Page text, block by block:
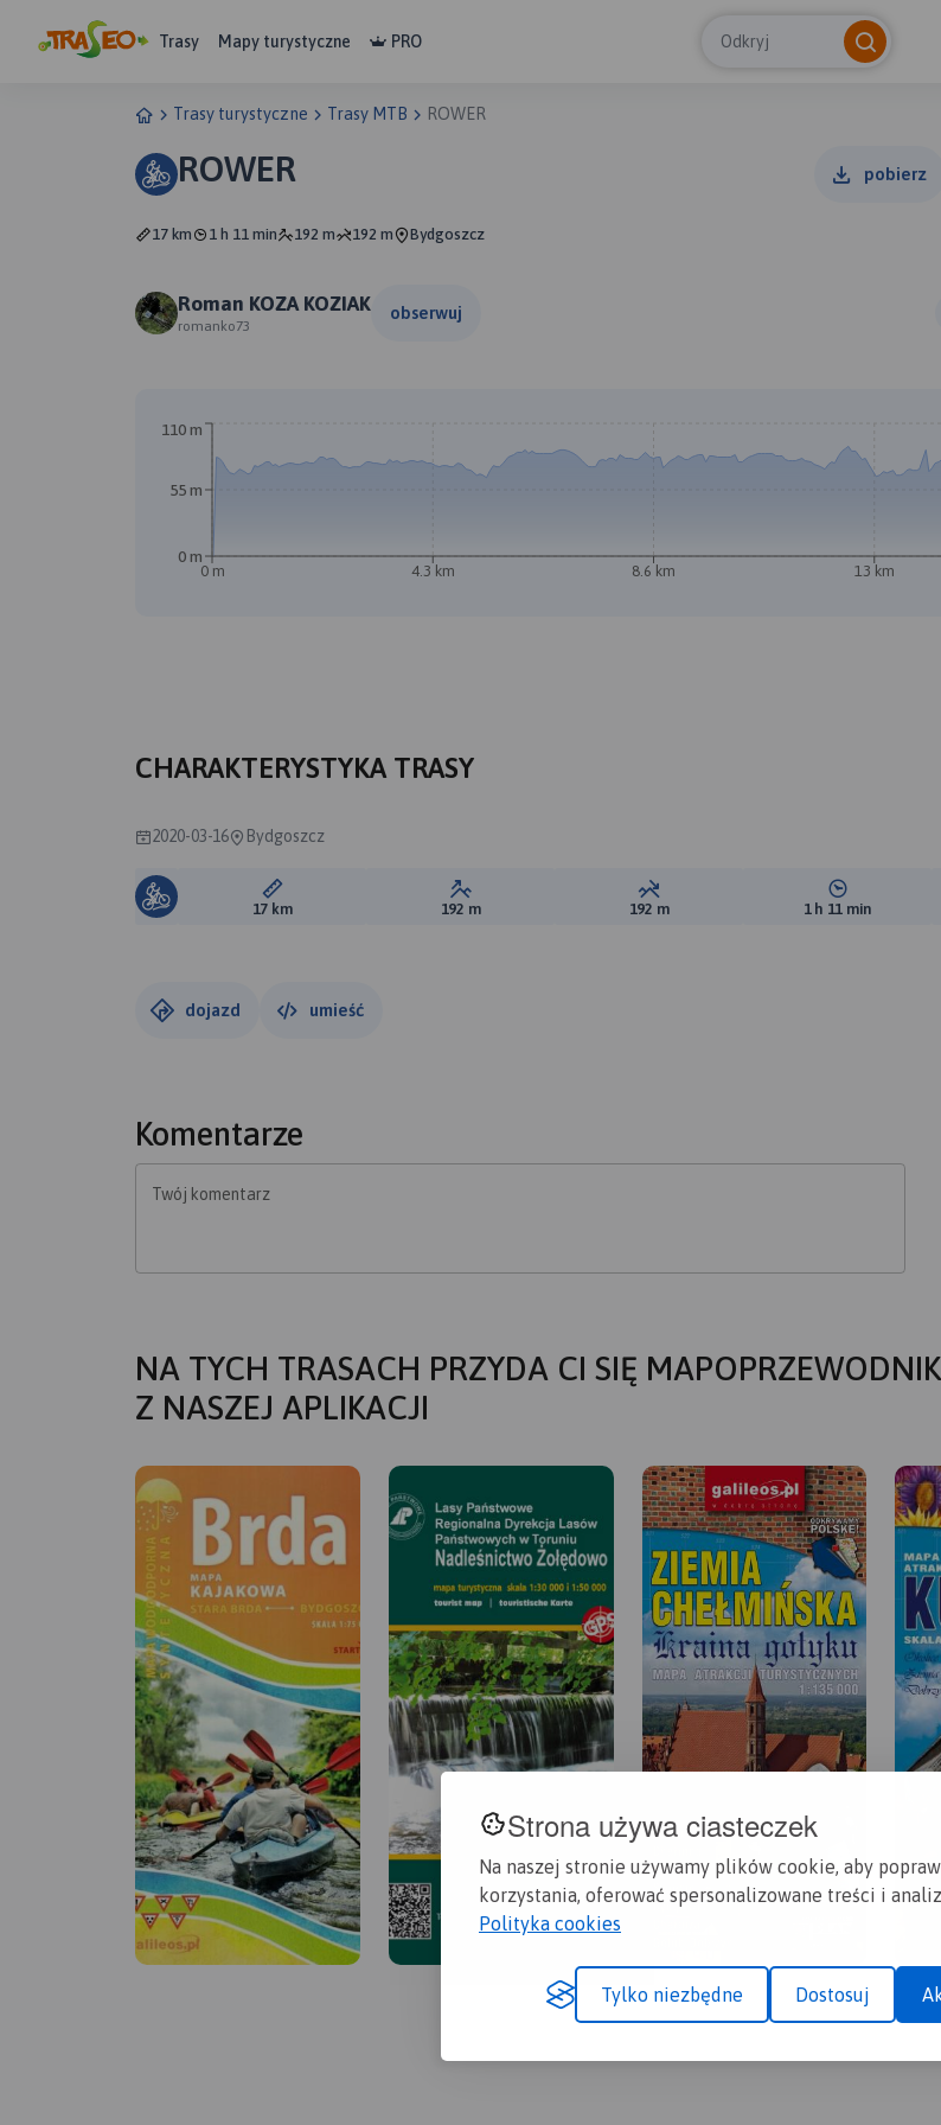
Strona używa ciasteczek
Na naszej stronie używamy plików cookie, aby
korzystania, oferować spersonalizowane treści i
Polityka cookies
Tylko niezbędne Dostosuj
Trasy Mapy turystyczne PRO Odkryj
Trasy turystyczne Trasy MTB ROWER
ROWER pobierz
17 km 1 h 11 min 192 m 192 m Bydgoszcz
Roman KOZA KOZIAK
romanko73
obserwuj
0 m 4.3 km 8.6 km 13 km
0 m
55 m
110 m
CHARAKTERYSTYKA TRASY
2020-03-16 Bydgoszcz
Długość trasy:
17 km Suma przewyższeń:
192 m Suma spadków:
192 m Średni czas
1 h 11 min
dojazd umieść
Komentarze
Twój komentarz
NA TYCH TRASACH PRZYDA CI SIĘ
Z NASZEJ APLIKACJI